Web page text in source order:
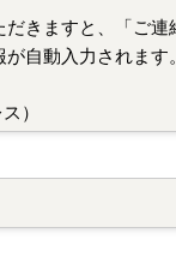
だきますと、「ご連
が自動入力されます。
）